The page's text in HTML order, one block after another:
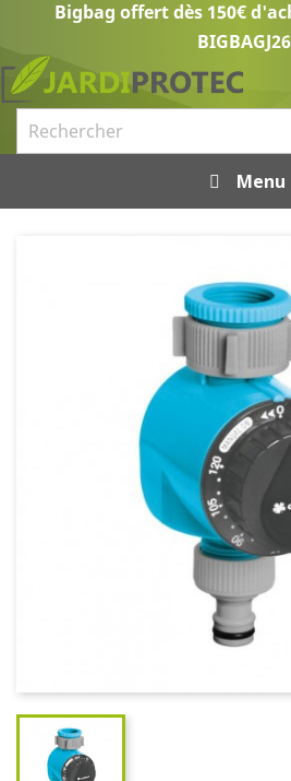
Bigbag offert dès 150€
BIGBAGJ26
Menu